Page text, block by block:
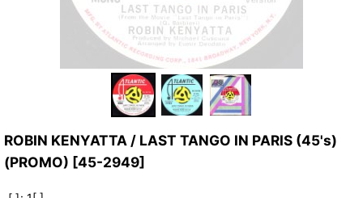
ROBIN KENYATTA / LAST TANGO IN PARIS (45's)
(PROMO) [45-2949]